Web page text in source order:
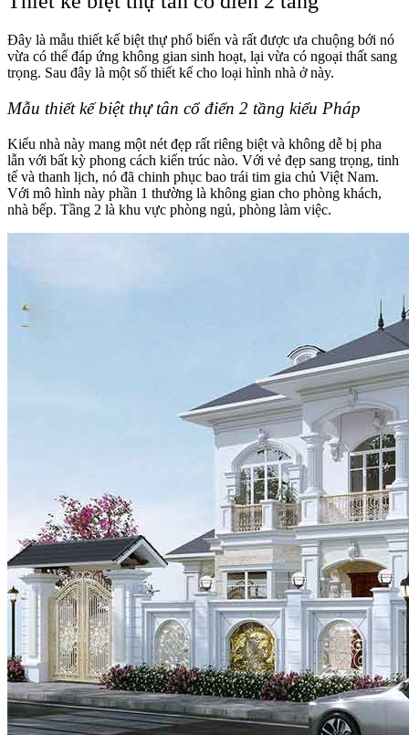
Đây là mẫu thiết kế biệt thự phổ biến và rất được ưa chuộng bới nó
vừa có thể đáp ứng không gian sinh hoạt, lại vừa có ngoại thất sang
trọng. Sau đây là một số thiết kế cho loại hình nhà ở này.
Mẫu thiết kế biệt thự tân cổ điển 2 tầng kiểu Pháp
Kiểu nhà này mang một nét đẹp rất riêng biệt và không dễ bị pha
lẫn với bất kỳ phong cách kiến trúc nào. Với vẻ đẹp sang trọng, tinh
tế và thanh lịch, nó đã chinh phục bao trái tim gia chủ Việt Nam.
Với mô hình này phần 1 thường là không gian cho phòng khách,
nhà bếp. Tầng 2 là khu vực phòng ngủ, phòng làm việc.